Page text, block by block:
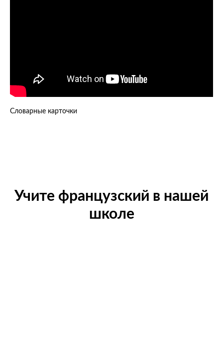
Словарные карточки
Учите французский в нашей
школе